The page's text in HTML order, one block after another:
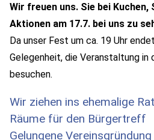
Wir freuen uns. Sie bei Kuchen,
Aktionen am 17.7. bei uns zu
Da unser Fest um ca. 19 Uhr
Gelegenheit, die Veranstaltung in
besuchen.
Wir ziehen ins ehemalige
Räume für den Bürgertreff
Gelungene Vereinsgründung